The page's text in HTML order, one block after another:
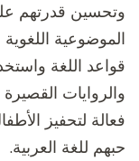
وتحسين قدرتهم على
الموضوعية
قواعد اللغة
والروايات
فعالة لتحفيز
حبهم للغة العربية.